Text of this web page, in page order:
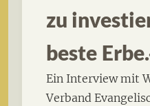
zu
beste
Ein Interview mit
Verband